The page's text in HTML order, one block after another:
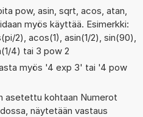
pow, asin, sqrt, acos, atan,
myös käyttää. Esimerkki:
2), acos(1), asin(1/2), sin(90),
4) tai 3 pow 2
myös '4 exp 3' tai '4 pow
asetettu kohtaan Numerot
näytetään vastaus